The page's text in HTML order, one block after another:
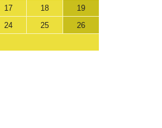
17 18
19
24 25
26